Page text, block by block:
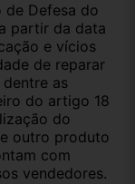
de Defesa do
partir da data
e vícios
de reparar
as
do artigo 18
do
outro produto
com
vendedores.